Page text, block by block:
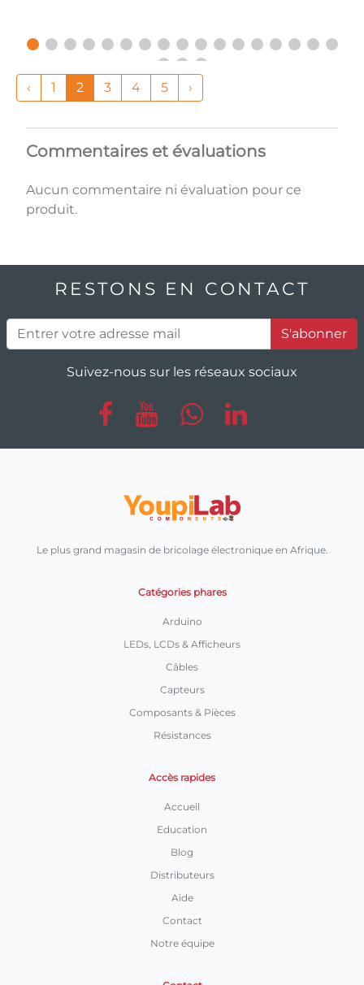
‹ 1 2 3 4 5 ›
Commentaires et évaluations
Aucun commentaire ni évaluation pour ce
produit.
RESTONS EN CONTACT
S'abonner
Suivez-nous sur les réseaux sociaux
Le plus grand magasin de bricolage électronique en Afrique.
Catégories phares
Arduino
LEDs, LCDs & Afficheurs
Câbles
Capteurs
Composants & Pièces
Résistances
Accès rapides
Accueil
Education
Blog
Distributeurs
Aide
Contact
Notre équipe